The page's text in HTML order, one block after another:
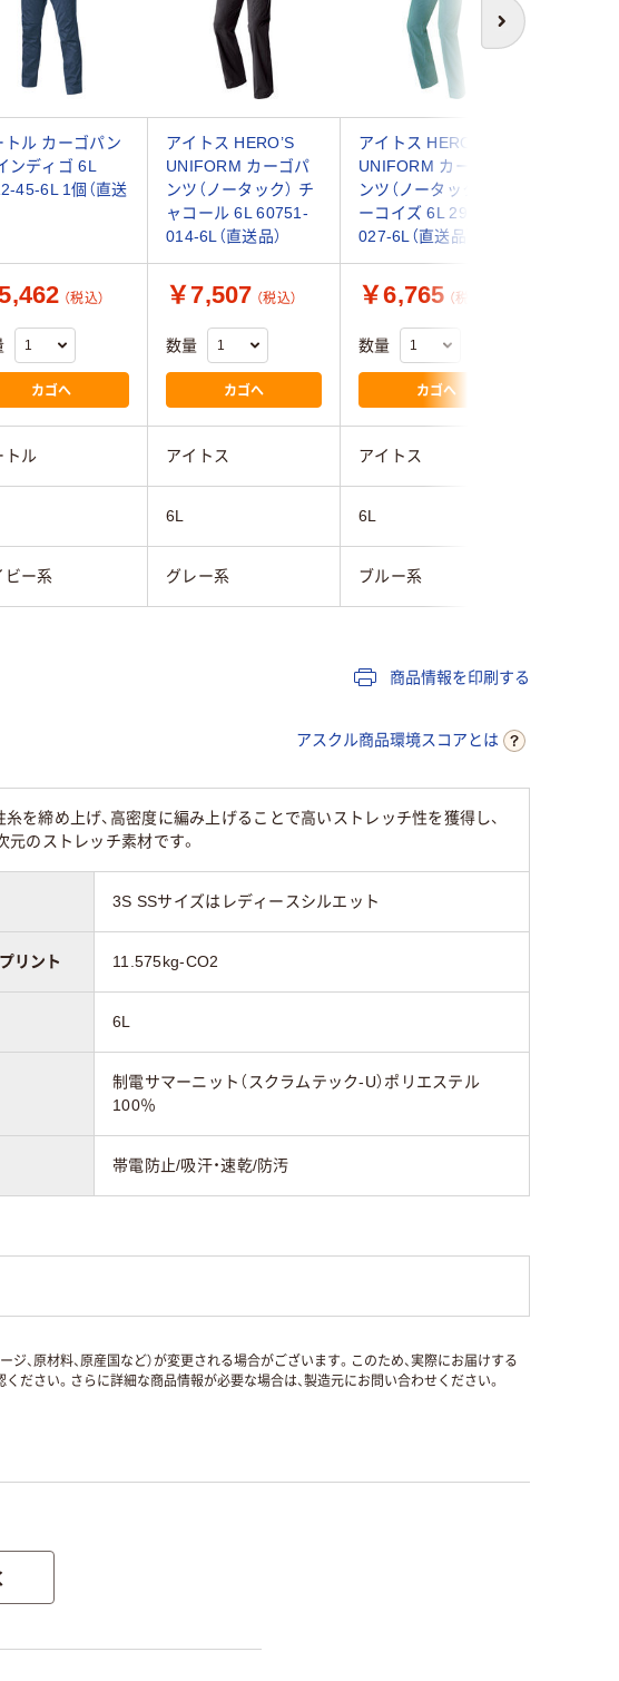
次へ
トル カーゴパン
ンディゴ 6L
45-6L 1個（直送
アイトス HERO’S
UNIFORM カーゴパ
ンツ（ノータック） チ
ャコール 6L 60751-
014-6L（直送品）
アイトス HERO’S
UNIFORM カーゴパ
ンツ（ノータック） タ
ーコイズ 6L 2951-
027-6L（直送品）
（税込）
カゴへ
￥7,507 （税込）
数量
カゴへ
￥6,765 （税込）
数量
カゴへ
トル アイトス アイトス
6L 6L
ビー系 グレー系 ブルー系
商品情報を印刷する
アスクル商品環境スコアとは
締め上げ、高密度に編み上げることで高いストレッチ性を獲得し、
のストレッチ素材です。
3S SSサイズはレディースシルエット
リント 11.575kg-CO2
6L
制電サマーニット（スクラムテック-U）ポリエステル
100％
帯電防止/吸汗・速乾/防汚
、原材料、原産国など）が変更される場合がございます。このため、実際にお届けする
さい。さらに詳細な商品情報が必要な場合は、製造元にお問い合わせください。